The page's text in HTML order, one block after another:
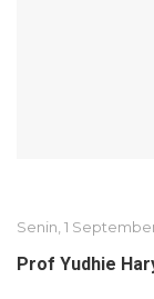
Senin, 1
Prof Yudhie